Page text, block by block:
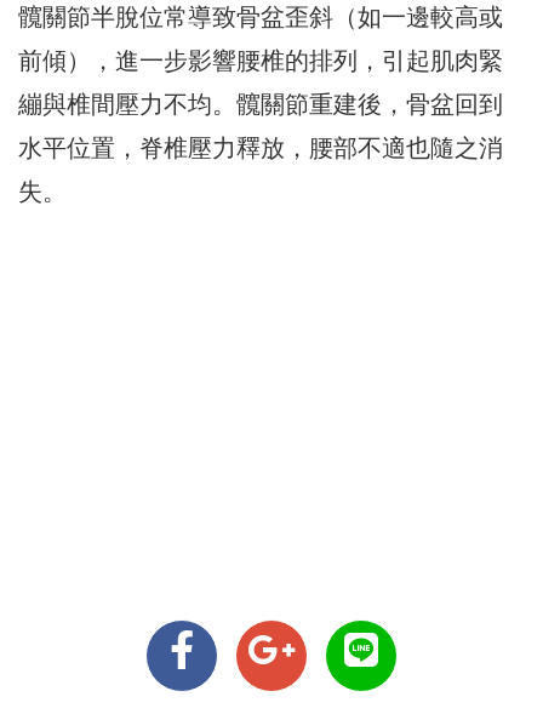
髖關節半脫位常導致骨盆歪斜（如一邊較高或
前傾），進一步影響腰椎的排列，引起肌肉緊
繃與椎間壓力不均。髖關節重建後，骨盆回到
水平位置，脊椎壓力釋放，腰部不適也隨之消
失。